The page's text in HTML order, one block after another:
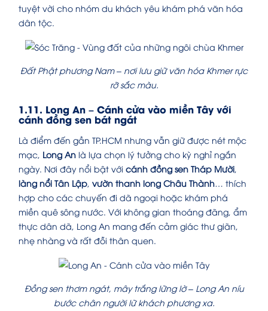
tuyệt vời cho nhóm du khách yêu khám phá văn hóa
dân tộc.
Đất Phật phương Nam – nơi lưu giữ văn hóa Khmer rực
rỡ sắc màu.
1.11. Long An – Cánh cửa vào miền Tây với
cánh đồng sen bát ngát
Là điểm đến gần TP.HCM nhưng vẫn giữ được nét mộc
mạc, Long An là lựa chọn lý tưởng cho kỳ nghỉ ngắn
ngày. Nơi đây nổi bật với cánh đồng sen Tháp Mười,
làng nổi Tân Lập, vườn thanh long Châu Thành… thích
hợp cho các chuyến đi dã ngoại hoặc khám phá
miền quê sông nước. Với không gian thoáng đãng, ẩm
thực dân dã, Long An mang đến cảm giác thư giãn,
nhẹ nhàng và rất đỗi thân quen.
Đồng sen thơm ngát, mây trắng lững lờ – Long An níu
bước chân người lữ khách phương xa.